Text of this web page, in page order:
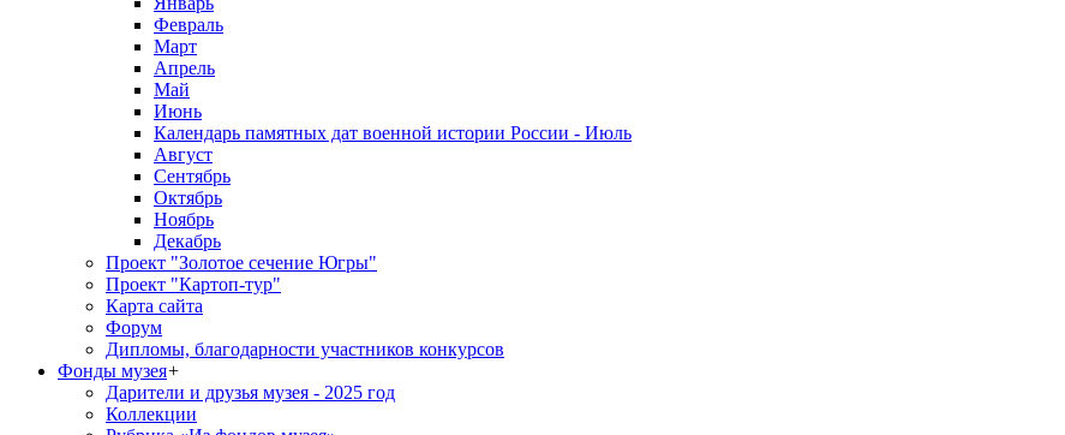
Февраль
Март
Апрель
Май
Июнь
Календарь памятных дат военной истории России - Июль
Август
Сентябрь
Октябрь
Ноябрь
Декабрь
Проект "Золотое сечение Югры"
Проект "Картоп-тур"
Карта сайта
Форум
Дипломы, благодарности участников конкурсов
Фонды музея+
Дарители и друзья музея - 2025 год
Коллекции